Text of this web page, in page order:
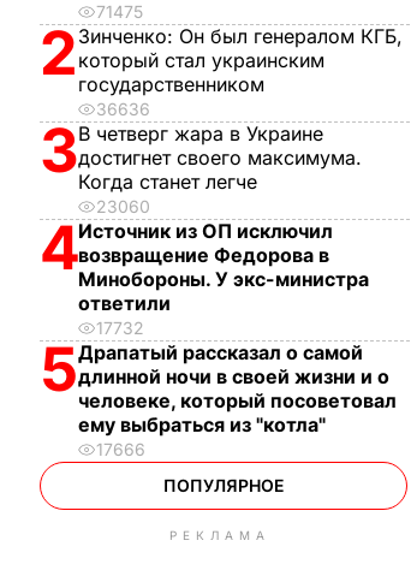
71475
2 Зинченко: Он был генералом КГБ,
который стал украинским
государственником
36636
3В четверг жара в Украине
достигнет своего максимума.
Когда станет легче
23060
4Источник из ОП исключил
возвращение Федорова в
Минобороны. У экс-министра
ответили
17732
5Драпатый рассказал о самой
длинной ночи в своей жизни и о
человеке, который посоветовал
ему выбраться из "котла"
17666
ПОПУЛЯРНОЕ
РЕКЛАМА